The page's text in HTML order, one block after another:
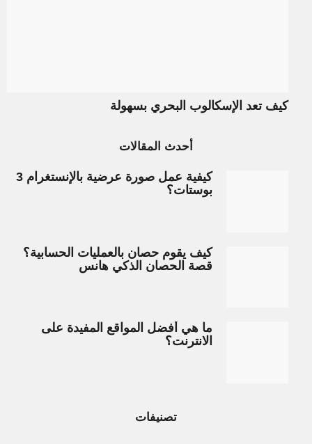
كيف تعد الإسكالوب البحري بسهولة
أحدث المقالات
كيفية عمل صورة عرضية بالإنستغرام 3
بوستات؟
كيف يقوم حصان بالعمليات الحسابية؟
قصة الحصان الذكي هانس
ما هي أفضل المواقع المفيدة على
الانترنت؟
تصنيفات